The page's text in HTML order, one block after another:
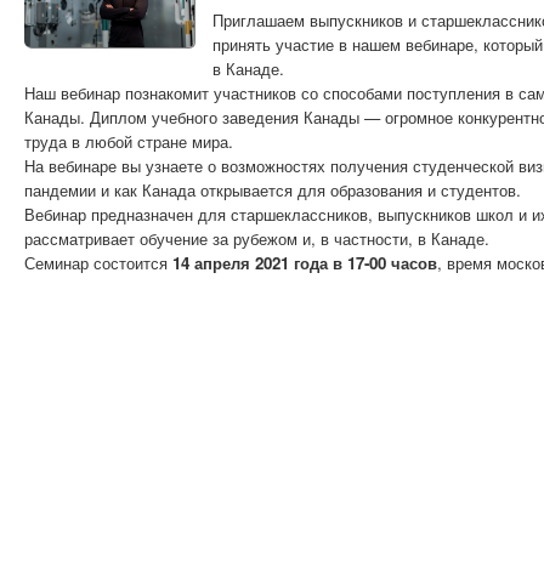
Приглашаем выпускников и
принять участие в нашем вебинаре,
в Канаде.
Наш вебинар познакомит участников со способами поступления в
Канады. Диплом учебного заведения Канады — огромное
труда в любой стране мира.
На вебинаре вы узнаете о возможностях получения студенческой
пандемии и как Канада открывается для образования и студентов.
Вебинар предназначен для старшеклассников, выпускников школ и
рассматривает обучение за рубежом и, в частности, в Канаде.
Семинар состоится 14 апреля 2021 года в 17-00 часов, время